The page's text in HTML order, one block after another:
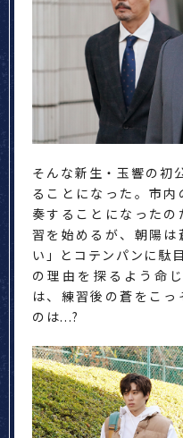
そんな新生・玉響の初
ることになった。市
奏することになった
習を始めるが、朝陽
い」とコテンパンに駄
の理由を探るよう命
は、練習後の蒼をこ
のは...?